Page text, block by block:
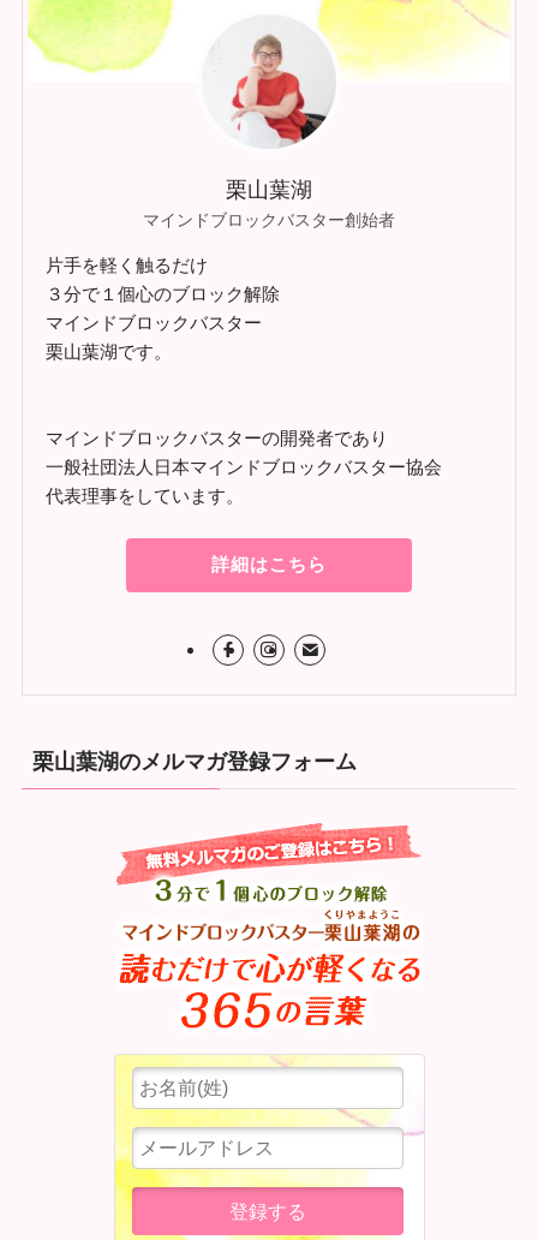
栗山葉湖
マインドブロックバスター創始者
片手を軽く触るだけ
３分で１個心のブロック解除
マインドブロックバスター
栗山葉湖です。
マインドブロックバスターの開発者であり
一般社団法人日本マインドブロックバスター協会
代表理事をしています。
詳細はこちら
栗山葉湖のメルマガ登録フォーム